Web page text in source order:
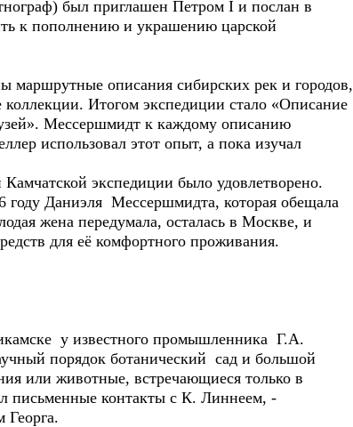
был приглашен Петром I и послан в
к пополнению и украшению царской
описания сибирских рек и городов,
коллекции. Итогом экспедиции стало «Описание
Мессершмидт к каждому описанию
использовал этот опыт, а пока изучал
экспедиции было удовлетворено.
году Даниэля Мессершмидта, которая обещала
жена передумала, осталась в Москве, и
для её комфортного проживания.
у известного промышленника Г.А.
порядок ботанический сад и большой
или животные, встречающиеся только в
письменные контакты с К. Линнеем, -
Георга.